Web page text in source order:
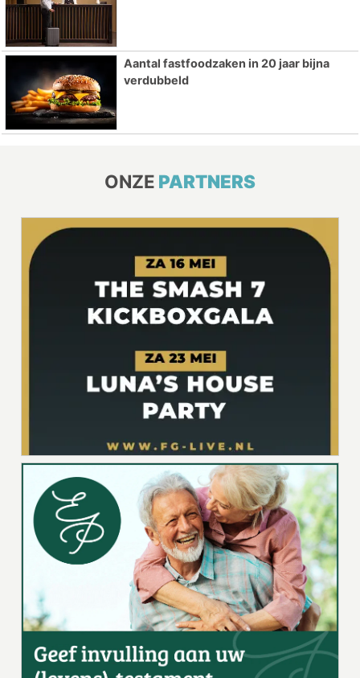
Aantal fastfoodzaken in 20 jaar bijna
verdubbeld
ONZE PARTNERS